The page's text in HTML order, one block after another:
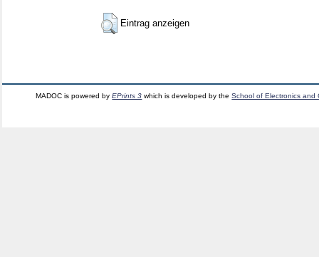
Eintrag anzeigen
MADOC is powered byEPrints 3 which is developed by theSchool of Electronics and